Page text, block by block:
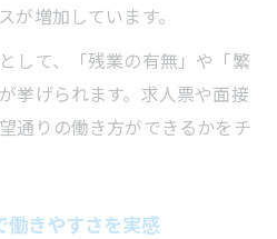
が増加しています。
して、「残業の有無」や「繁
挙げられます。求人票や面接
通りの働き方ができるかをチ
働きやすさを実感